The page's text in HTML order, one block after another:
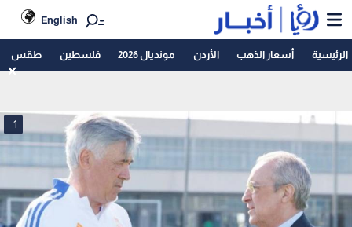
English
الرئيسية أسعار الذهب الأردن مونديال 2026 فلسطين طقس
1